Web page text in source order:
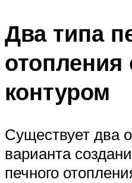
Два типа
контуром
Существует два
варианта
печного